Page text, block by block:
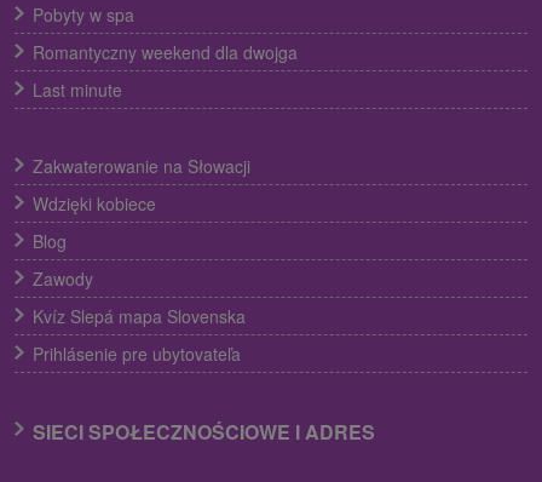
Pobyty w spa
Romantyczny weekend dla dwojga
Last minute
Zakwaterowanie na Słowacji
Wdzięki kobiece
Blog
Zawody
Kvíz Slepá mapa Slovenska
Prihlásenie pre ubytovateľa
SIECI SPOŁECZNOŚCIOWE I ADRES